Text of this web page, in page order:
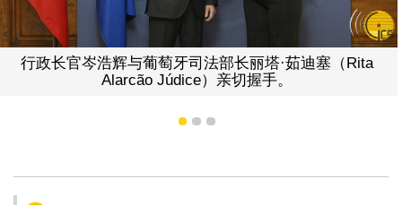
行政长官岑浩辉与葡萄牙司法部长丽塔·茹迪塞（Rita
Alarcão Júdice）亲切握手。
1 2 3